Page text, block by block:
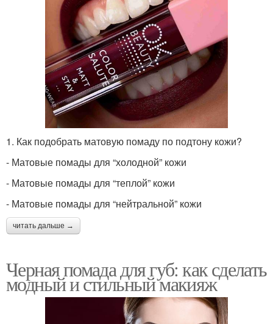
1. Как подобрать матовую помаду по подтону кожи?
- Матовые помады для “холодной” кожи
- Матовые помады для “теплой” кожи
- Матовые помады для “нейтральной” кожи
читать дальше →
Черная помада для губ: как сделать
модный и стильный макияж